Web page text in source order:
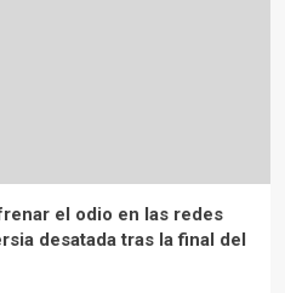
el odio en las redes
desatada tras la final del